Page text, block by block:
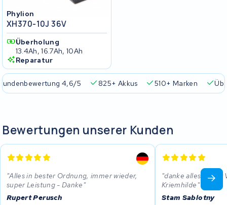
Phylion
XH370-10J 36V
Überholung
13.4Ah, 16.7Ah, 10Ah
Reparatur
4,6/5 825+ Akkus 510+ Marken
Bewertungen unserer Kunden
Alles in bester Ordnung, immer wieder,
super Leistung - Danke
Rupert Perusch
danke alles ist gut
Kriemhilde
Stam Sablotny